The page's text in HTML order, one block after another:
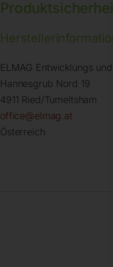
ELMAG Entwicklungs und
Hannesgrub Nord 19
4911 Ried/Tumeltsham
office@elmag.at
Österreich